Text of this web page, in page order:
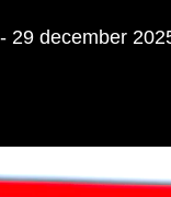
29 december